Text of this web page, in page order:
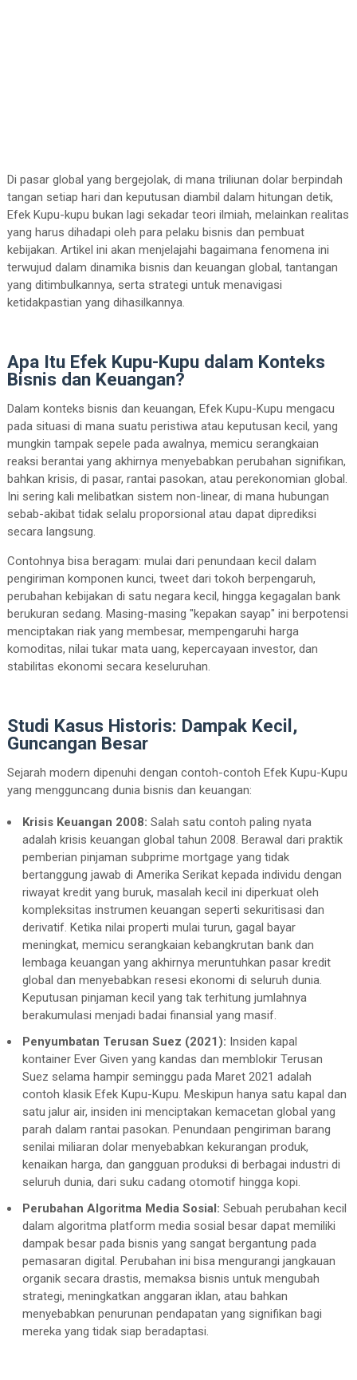
Di pasar global yang bergejolak, di mana triliunan dolar berpindah
tangan setiap hari dan keputusan diambil dalam hitungan detik,
Efek Kupu-kupu bukan lagi sekadar teori ilmiah, melainkan realitas
yang harus dihadapi oleh para pelaku bisnis dan pembuat
kebijakan. Artikel ini akan menjelajahi bagaimana fenomena ini
terwujud dalam dinamika bisnis dan keuangan global, tantangan
yang ditimbulkannya, serta strategi untuk menavigasi
ketidakpastian yang dihasilkannya.
Apa Itu Efek Kupu-Kupu dalam Konteks
Bisnis dan Keuangan?
Dalam konteks bisnis dan keuangan, Efek Kupu-Kupu mengacu
pada situasi di mana suatu peristiwa atau keputusan kecil, yang
mungkin tampak sepele pada awalnya, memicu serangkaian
reaksi berantai yang akhirnya menyebabkan perubahan signifikan,
bahkan krisis, di pasar, rantai pasokan, atau perekonomian global.
Ini sering kali melibatkan sistem non-linear, di mana hubungan
sebab-akibat tidak selalu proporsional atau dapat diprediksi
secara langsung.
Contohnya bisa beragam: mulai dari penundaan kecil dalam
pengiriman komponen kunci, tweet dari tokoh berpengaruh,
perubahan kebijakan di satu negara kecil, hingga kegagalan bank
berukuran sedang. Masing-masing "kepakan sayap" ini berpotensi
menciptakan riak yang membesar, mempengaruhi harga
komoditas, nilai tukar mata uang, kepercayaan investor, dan
stabilitas ekonomi secara keseluruhan.
Studi Kasus Historis: Dampak Kecil,
Guncangan Besar
Sejarah modern dipenuhi dengan contoh-contoh Efek Kupu-Kupu
yang mengguncang dunia bisnis dan keuangan:
Krisis Keuangan 2008: Salah satu contoh paling nyata
adalah krisis keuangan global tahun 2008. Berawal dari praktik
pemberian pinjaman subprime mortgage yang tidak
bertanggung jawab di Amerika Serikat kepada individu dengan
riwayat kredit yang buruk, masalah kecil ini diperkuat oleh
kompleksitas instrumen keuangan seperti sekuritisasi dan
derivatif. Ketika nilai properti mulai turun, gagal bayar
meningkat, memicu serangkaian kebangkrutan bank dan
lembaga keuangan yang akhirnya meruntuhkan pasar kredit
global dan menyebabkan resesi ekonomi di seluruh dunia.
Keputusan pinjaman kecil yang tak terhitung jumlahnya
berakumulasi menjadi badai finansial yang masif.
Penyumbatan Terusan Suez (2021): Insiden kapal
kontainer Ever Given yang kandas dan memblokir Terusan
Suez selama hampir seminggu pada Maret 2021 adalah
contoh klasik Efek Kupu-Kupu. Meskipun hanya satu kapal dan
satu jalur air, insiden ini menciptakan kemacetan global yang
parah dalam rantai pasokan. Penundaan pengiriman barang
senilai miliaran dolar menyebabkan kekurangan produk,
kenaikan harga, dan gangguan produksi di berbagai industri di
seluruh dunia, dari suku cadang otomotif hingga kopi.
Perubahan Algoritma Media Sosial: Sebuah perubahan kecil
dalam algoritma platform media sosial besar dapat memiliki
dampak besar pada bisnis yang sangat bergantung pada
pemasaran digital. Perubahan ini bisa mengurangi jangkauan
organik secara drastis, memaksa bisnis untuk mengubah
strategi, meningkatkan anggaran iklan, atau bahkan
menyebabkan penurunan pendapatan yang signifikan bagi
mereka yang tidak siap beradaptasi.